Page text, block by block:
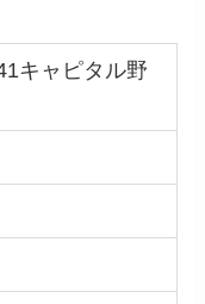
キャピタル野